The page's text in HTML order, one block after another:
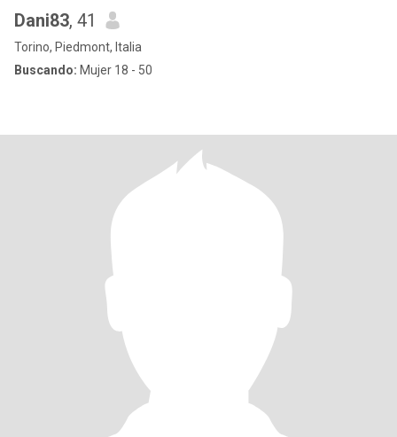
Dani83, 41
Torino, Piedmont, Italia
Buscando: Mujer 18 - 50